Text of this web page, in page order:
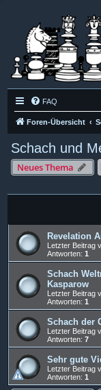
FAQ
Foren-Übersicht
Schach und
Neues Thema
Revelation
Letzter Beitrag
Antworten: 1
Schach
Kasparow
Letzter Beitrag
Antworten: 1
Schach der
Letzter Beitrag
Antworten: 7
Sehr gute
Letzter Beitrag
Antworten: 1